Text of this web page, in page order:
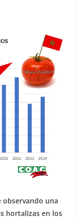
observando una
hortalizas en los